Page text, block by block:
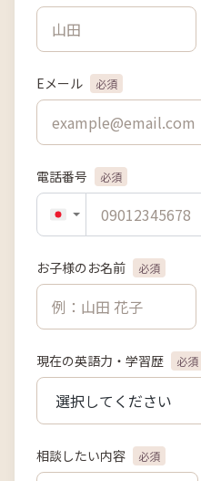
Eメール 必須
電話番号 必須
お子様のお名前 必須
現在の英語力・学習歴 必須
相談したい内容 必須